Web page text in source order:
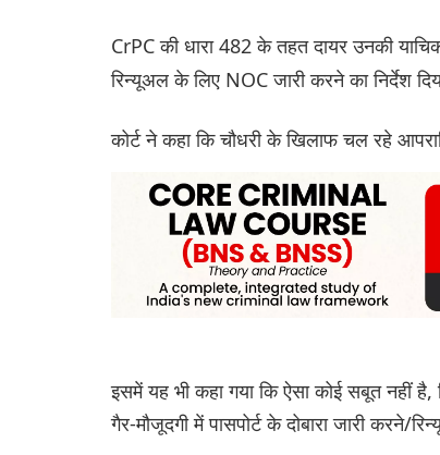
CrPC की धारा 482 के तहत दायर उनकी
रिन्यूअल के लिए NOC जारी करने का निर्देश
कोर्ट ने कहा कि चौधरी के खिलाफ चल रहे
इसमें यह भी कहा गया कि ऐसा कोई सबूत नहीं
गैर-मौजूदगी में पासपोर्ट के दोबारा जारी करने/